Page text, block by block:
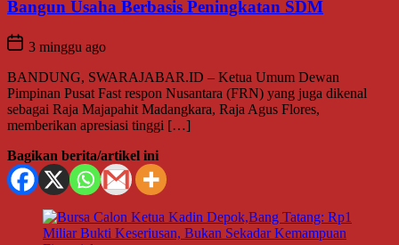
Bangun Usaha Berbasis Peningkatan SDM
3 minggu ago
BANDUNG, SWARAJABAR.ID – Ketua Umum Dewan
Pimpinan Pusat Fast respon Nusantara (FRN) yang juga dikenal
sebagai Raja Majapahit Madangkara, Raja Agus Flores,
memberikan apresiasi tinggi […]
Bagikan berita/artikel ini